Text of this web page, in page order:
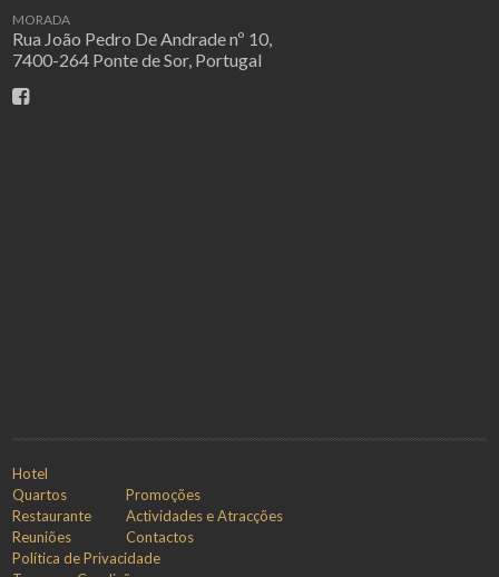
MORADA
Rua João Pedro De Andrade nº 10,
7400-264 Ponte de Sor, Portugal
Hotel
Quartos
Restaurante
Reuniões
Promoções
Actividades e Atracções
Contactos
Política de Privacidade